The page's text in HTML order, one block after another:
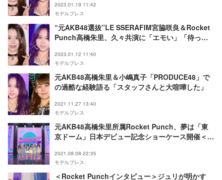
2023.01.19 11:42
モデルプレス
“元AKB48選抜”LE SSERAFIM宮脇咲良＆Rocket
Punch高橋朱里、久々共演に「エモい」「待って
2023.01.12 11:40
モデルプレス
元AKB48高橋朱里＆小嶋真子「PRODUCE48」で
の過酷な経験語る「スタッフさんと大喧嘩した」
2021.11.27 13:40
モデルプレス
元AKB48高橋朱里所属Rocket Punch、夢は「東
京ドーム」日本デビュー記念ショーケース開催＜
“Bubble Up！”＞
2021.08.08 22:35
モデルプレス
＜Rocket Punchインタビュー＞ジュリが明かす